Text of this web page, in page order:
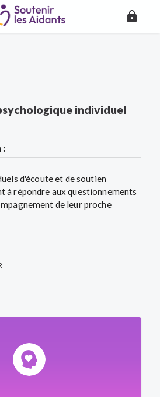
individuel
:
d'écoute et de soutien
à répondre aux questionnements
de leur proche